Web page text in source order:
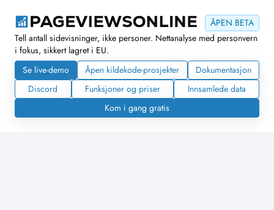
ÅPEN BETA
Tell antall sidevisninger, ikke personer. Nettanalyse med personvern
i fokus, sikkert lagret i EU.
Se live-demo
Åpen kildekode-prosjekter
Dokumentasjon
Discord
Funksjoner og priser
Innsamlede data
Kom i gang gratis